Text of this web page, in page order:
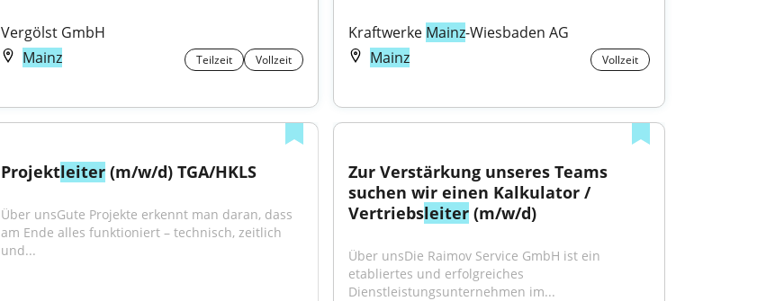
Vergölst GmbH
Mainz
Teilzeit Vollzeit
Kraftwerke Mainz-Wiesbaden AG
Mainz
Vollzeit
Projektleiter (m/w/d) TGA/HKLS
Über unsGute Projekte erkennt man daran, dass
am Ende alles funktioniert – technisch, zeitlich
und...
Zur Verstärkung unseres Teams
suchen wir einen Kalkulator /
Vertriebsleiter (m/w/d)
Über unsDie Raimov Service GmbH ist ein
etabliertes und erfolgreiches
Dienstleistungsunternehmen im...